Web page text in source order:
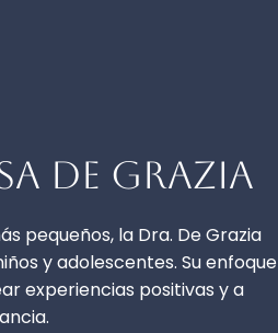
De Grazia
pequeños, la Dra. De Grazia
y adolescentes. Su enfoque
experiencias positivas y a